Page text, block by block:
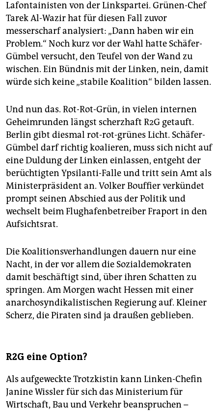
Lafontainisten von der Linkspartei. Grünen-Chef
Tarek Al-Wazir hat für diesen Fall zuvor
messerscharf analysiert: „Dann haben wir ein
Problem.“ Noch kurz vor der Wahl hatte Schäfer-
Gümbel versucht, den Teufel von der Wand zu
wischen. Ein Bündnis mit der Linken, nein, damit
würde sich keine „stabile Koalition“ bilden lassen.
Und nun das. Rot-Rot-Grün, in vielen internen
Geheimrunden längst scherzhaft R2G getauft.
Berlin gibt diesmal rot-rot-grünes Licht. Schäfer-
Gümbel darf richtig koalieren, muss sich nicht auf
eine Duldung der Linken einlassen, entgeht der
berüchtigten Ypsilanti-Falle und tritt sein Amt als
Ministerpräsident an. Volker Bouffier verkündet
prompt seinen Abschied aus der Politik und
wechselt beim Flughafenbetreiber Fraport in den
Aufsichtsrat.
Die Koalitionsverhandlungen dauern nur eine
Nacht, in der vor allem die Sozialdemokraten
damit beschäftigt sind, über ihren Schatten zu
springen. Am Morgen wacht Hessen mit einer
anarchosyndikalistischen Regierung auf. Kleiner
Scherz, die Piraten sind ja draußen geblieben.
R2G eine Option?
Als aufgeweckte Trotzkistin kann Linken-Chefin
Janine Wissler für sich das Ministerium für
Wirtschaft, Bau und Verkehr beanspruchen –